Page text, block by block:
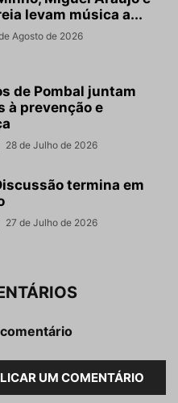
levam música a...
Agosto de 2026
de Pombal juntam
à prevenção e
28 de Julho de 2026
termina em
27 de Julho de 2026
UM COMENTÁRIO